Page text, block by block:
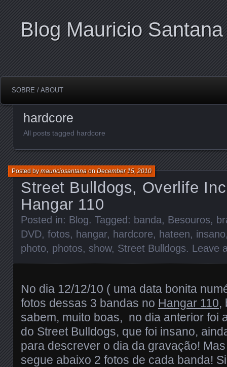
Blog Mauricio Santana
SOBRE / ABOUT
hardcore
All posts tagged hardcore
Street Bulldogs, Overlife
Hangar 110
Posted bymauriciosantanaonDecember 15, 2010
Posted in: Blog. Tagged: banda, Besouros,
DVD, fotos, hangar, hardcore, hateen, insano
photo, photos, show, Street Bulldogs. Leave
No dia 12/12/10 ( uma data bonita
fotos dessas 3 bandas no Hangar 110,
sabem, muito boas, no dia anterior foi
do Street Bulldogs, que foi insano,
para descrever o dia da gravação!
segue abaixo 2 fotos de cada banda!